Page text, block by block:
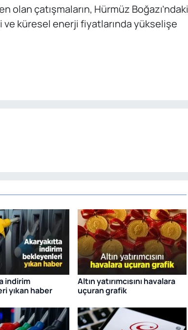
olan çatışmaların, Hürmüz Boğazı’ndaki
küresel enerji fiyatlarında yükselişe
indirim
yıkan haber
Altın yatırımcısını havalara
uçuran grafik